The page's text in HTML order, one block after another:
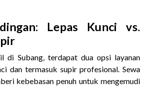
Lepas Kunci vs.
di Subang, terdapat dua opsi layanan
dan termasuk supir profesional. Sewa
kebebasan penuh untuk mengemudi